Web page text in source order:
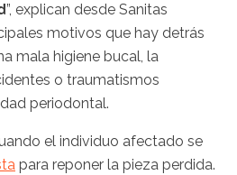
”, explican desde Sanitas
motivos que hay detrás
mala higiene bucal, la
o traumatismos
periodontal.
el individuo afectado se
para reponer la pieza perdida.